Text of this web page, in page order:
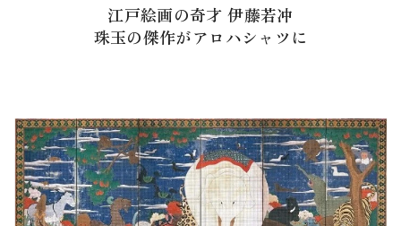
江戸絵画の奇才 伊藤若冲
珠玉の傑作がアロハシャツに